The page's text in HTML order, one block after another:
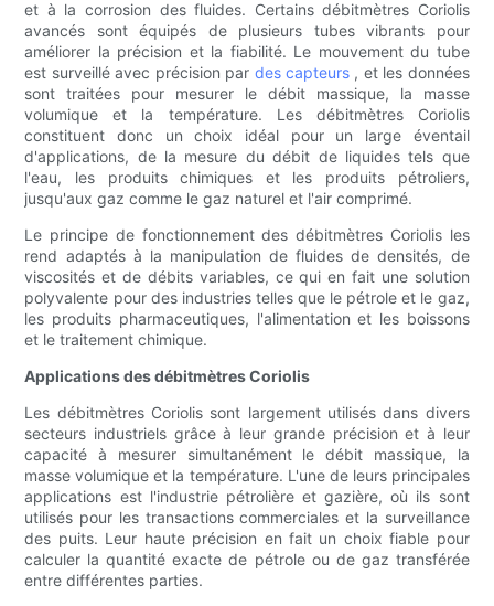
et à la corrosion des fluides. Certains débitmètres Coriolis
avancés sont équipés de plusieurs tubes vibrants pour
améliorer la précision et la fiabilité. Le mouvement du tube
est surveillé avec précision par des capteurs, et les données
sont traitées pour mesurer le débit massique, la masse
volumique et la température. Les débitmètres Coriolis
constituent donc un choix idéal pour un large éventail
d'applications, de la mesure du débit de liquides tels que
l'eau, les produits chimiques et les produits pétroliers,
jusqu'aux gaz comme le gaz naturel et l'air comprimé.
Le principe de fonctionnement des débitmètres Coriolis les
rend adaptés à la manipulation de fluides de densités, de
viscosités et de débits variables, ce qui en fait une solution
polyvalente pour des industries telles que le pétrole et le gaz,
les produits pharmaceutiques, l'alimentation et les boissons
et le traitement chimique.
Applications des débitmètres Coriolis
Les débitmètres Coriolis sont largement utilisés dans divers
secteurs industriels grâce à leur grande précision et à leur
capacité à mesurer simultanément le débit massique, la
masse volumique et la température. L'une de leurs principales
applications est l'industrie pétrolière et gazière, où ils sont
utilisés pour les transactions commerciales et la surveillance
des puits. Leur haute précision en fait un choix fiable pour
calculer la quantité exacte de pétrole ou de gaz transférée
entre différentes parties.